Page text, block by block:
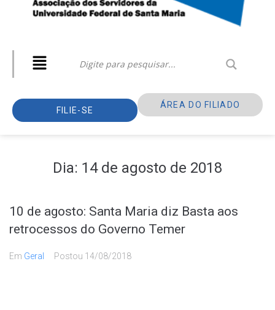
FILIE-SE
ÁREA DO FILIADO
Dia: 14 de agosto de 2018
10 de agosto: Santa Maria diz Basta aos
retrocessos do Governo Temer
Em Geral Postou 14/08/2018